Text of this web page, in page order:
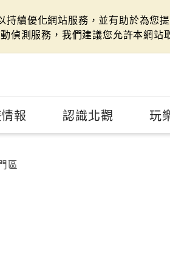
續優化網站服務，並有助於為您
偵測服務，我們建議您允許本網站
報 認識北觀 玩
區